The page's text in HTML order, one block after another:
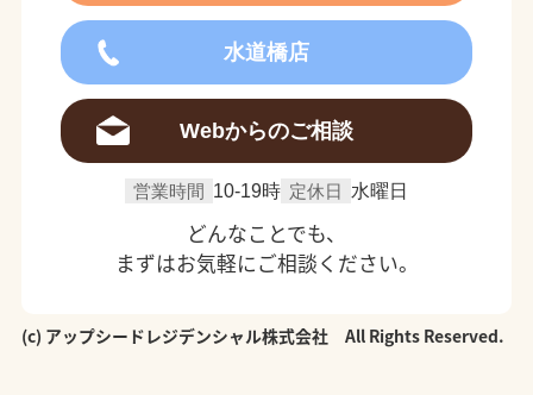
水道橋店
Webからのご相談
営業時間 10-19時 定休日 水曜日
どんなことでも、
まずはお気軽にご相談ください。
(c) アップシードレジデンシャル株式会社 All Rights Reserved.